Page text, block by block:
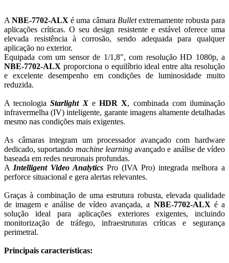
ANBE-7702-ALX é uma câmara Bulletextremamente robusta para
aplicações críticas. O seu design resistente e estável oferece uma
elevada resistência à corrosão, sendo adequada para qualquer
aplicação no exterior.
Equipada com um sensor de 1/1,8", com resolução HD 1080p, a
NBE-7702-ALX proporciona o equilíbrio ideal entre alta resolução
e excelente desempenho em condições de luminosidade muito
reduzida.
A tecnologiaStarlight XeHDR X, combinada com iluminação
infravermelha (IV) inteligente, garante imagens altamente detalhadas
mesmo nas condições mais exigentes.
As câmaras integram um processador avançado com hardware
dedicado, suportando machine learningavançado e análise de vídeo
baseada em redes neuronais profundas.
A Intelligent Video Analytics Pro (IVA Pro) integrada melhora a
perforce situacional e gera alertas relevantes.
Graças à combinação de uma estrutura robusta, elevada qualidade
de imagem e análise de vídeo avançada, a NBE-7702-ALXé a
solução ideal para aplicações exteriores exigentes, incluindo
monitorização de tráfego, infraestruturas críticas e segurança
perimetral.
Principais características: